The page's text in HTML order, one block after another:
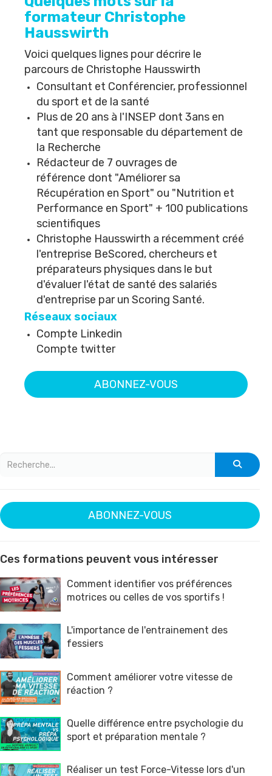
formateur Christophe
Hausswirth
Voici quelques lignes pour décrire le
parcours de Christophe Hausswirth
Consultant et Conférencier, professionnel
du sport et de la santé
Plus de 20 ans à l'INSEP dont 3ans en
tant que responsable du département de
la Recherche
Rédacteur de 7 ouvrages de
référence dont "Améliorer sa
Récupération en Sport" ou "Nutrition et
Performance en Sport" + 100 publications
scientifiques
Christophe Hausswirth a récemment créé
l'entreprise BeScored, chercheurs et
préparateurs physiques dans le but
d'évaluer l'état de santé des salariés
d'entreprise par un Scoring Santé.
Réseaux sociaux
Compte Linkedin
Compte twitter
ABONNEZ-VOUS
ABONNEZ-VOUS
Ces formations peuvent vous intéresser
Comment identifier vos préférences
motrices ou celles de vos sportifs !
L'importance de l'entrainement des
fessiers
Comment améliorer votre vitesse de
réaction ?
Quelle différence entre psychologie du
sport et préparation mentale ?
Réaliser un test Force-Vitesse lors d'un